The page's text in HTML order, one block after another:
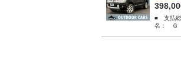
■ 支払
名： Ｇ